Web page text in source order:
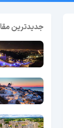
جدیدترین